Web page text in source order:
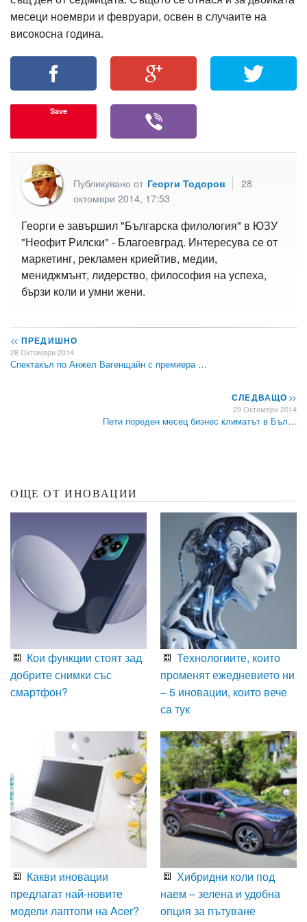
месеци ноември и февруари, освен в случаите на
високосна година.
Save
Публикувано от Георги Тодоров
28
октомври 2014, 17:53
Георги е завършил "Българска филология" в ЮЗУ
"Неофит Рилски" - Благоевград. Интересува се от
маркетинг, рекламен криейтив, медии,
мениджмънт, лидерство, философия на успеха,
бързи коли и умни жени.
<< ПРЕДИШНО
28 Октомври 2014
Спектакъл по Анжел Вагенщайн с премиера …
СЛЕДВАЩО>>
29 Октомври 2014
Пети пореден месец бизнес климатът в Бъл…
ОЩЕ ОТ ИНОВАЦИИ
Кои функции стоят зад
добрите снимки със
смартфон?
Технологиите, които
променят ежедневието ни
– 5 иновации, които вече
са тук
Какви иновации
предлагат най-новите
модели лаптопи на Acer?
Хибридни коли под
наем – зелена и удобна
опция за пътуване